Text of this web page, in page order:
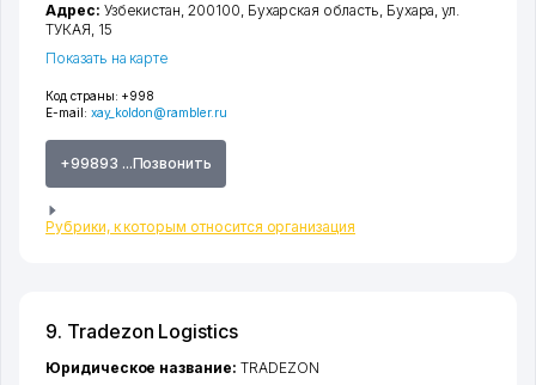
Код страны: +998
E-mail: xay_koldon@rambler.ru
+99893 ...Позвонить
Рубрики, к которым относится организация
Адрес: Узбекистан, 200100, Бухарская область, Бухара,ул.
ТУКАЯ, 15
Показать на карте
9. Tradezon Logistics
Юридическое название: TRADEZON